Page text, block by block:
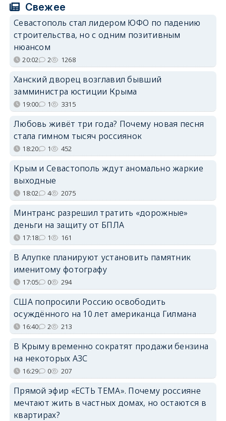
Свежее
Севастополь стал лидером ЮФО по падению
строительства, но с одним позитивным
нюансом
20:02 2 1268
Ханский дворец возглавил бывший
замминистра юстиции Крыма
19:00 1 3315
Любовь живёт три года? Почему новая песня
стала гимном тысяч россиянок
18:20 1 452
Крым и Севастополь ждут аномально жаркие
выходные
18:02 4 2075
Минтранс разрешил тратить «дорожные»
деньги на защиту от БПЛА
17:18 1 161
В Алупке планируют установить памятник
именитому фотографу
17:05 0 294
США попросили Россию освободить
осуждённого на 10 лет американца Гилмана
16:40 2 213
В Крыму временно сократят продажи бензина
на некоторых АЗС
16:29 0 207
Прямой эфир «ЕСТЬ ТЕМА». Почему россияне
мечтают жить в частных домах, но остаются в
квартирах?